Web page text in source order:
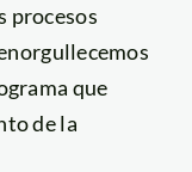
procesos
que
de la